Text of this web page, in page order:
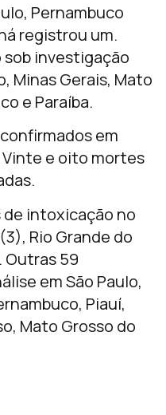
Pernambuco
registrou um.
investigação
Minas Gerais, Mato
e Paraíba.
em
Vinte e oito mortes
de intoxicação no
Rio Grande do
Outras 59
em São Paulo,
Piauí,
Mato Grosso do